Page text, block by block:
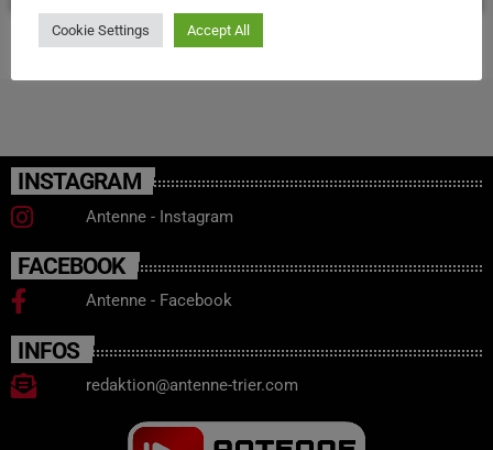
INSTAGRAM
Antenne - Instagram
FACEBOOK
Antenne - Facebook
INFOS
redaktion@antenne-trier.com
Cookie Settings Accept All